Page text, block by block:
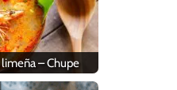
– Chupe